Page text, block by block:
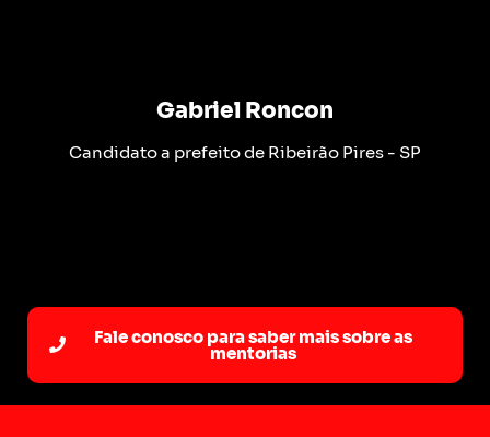
Gabriel Roncon
Candidato a prefeito de Ribeirão Pires - SP
Fale conosco para saber mais sobre as
mentorias